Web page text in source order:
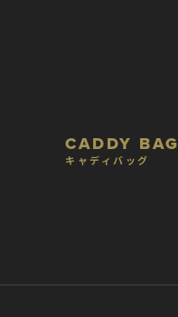
CADDY BAG
キャディバッグ